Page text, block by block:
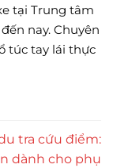
tại Trung tâm
nay. Chuyên
túc tay lái thực
tra cứu điểm:
dành cho phụ